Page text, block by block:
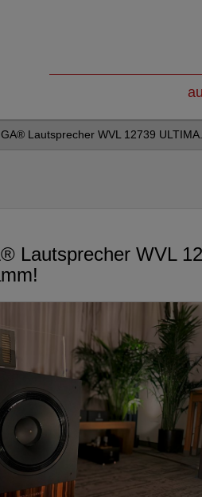
Lautsprecher WVL 12739
Lautsprecher WVL